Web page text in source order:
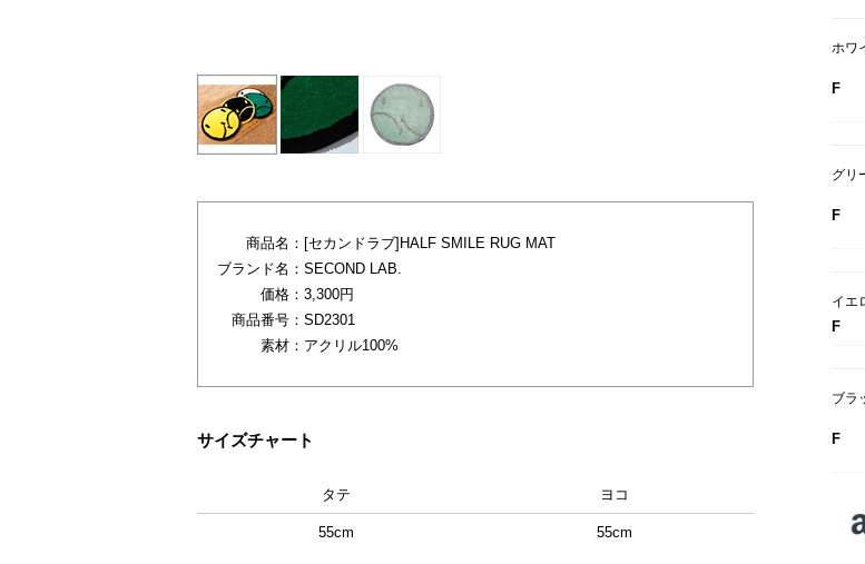
ホワ
F
グリ
F
イエ
F
ブラ
F
商品名： [セカンドラブ]HALF SMILE RUG MAT
ブランド名： SECOND LAB.
価格： 3,300円
商品番号： SD2301
素材： アクリル100%
サイズチャート
タテ ヨコ
55cm 55cm